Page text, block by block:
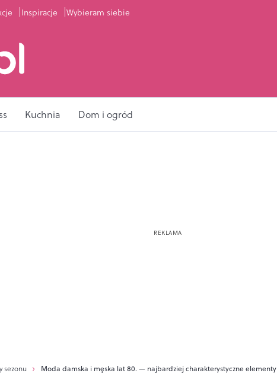
Inspiracje Wybieram siebie
Kuchnia Dom i ogród
sezonu Moda damska i męska lat 80. — najbardziej charakterystyczne elementy